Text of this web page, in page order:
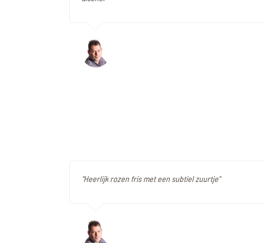
"Heerlijk rozen fris met een subtiel zuurtje"